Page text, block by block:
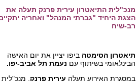
מנכ"לית התיאטרון עירית פרנק תעלה את
הצגת היחיד "גברתי המנהל" ואחריה
רב-שיח
תיאטרון הסימטה ביפו יציין את יום האישה
הבינלאומי בשיתוף עם נעמת תל אביב-יפו.
במסגרת האירוע תעלה עירית פרנק , מנכ"לית